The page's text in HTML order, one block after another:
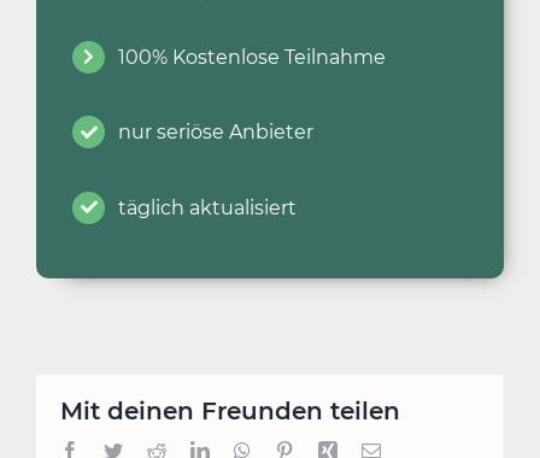
100% Kostenlose Teilnahme
nur seriöse Anbieter
täglich aktualisiert
Mit deinen Freunden teilen
Facebook
TwitterRedditLinkedInWhatsApp
PinterestXing E-